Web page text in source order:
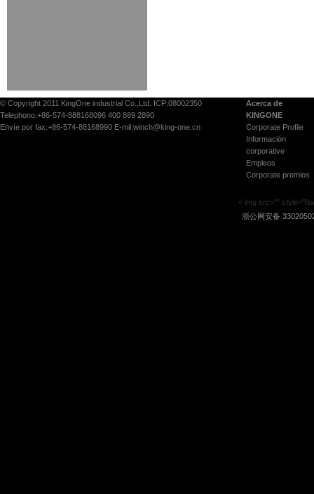
© Copyright 2011 KingOne industrial Co.,Ltd. ICP:08002350
Telephono:+86-574-888168096 400 889 2890
Envíe por fax:+86-574-88168990 E-mil:winch@king-one.cn
Acerca de
KINGONE
Corporate Profile
Información
corporative
Empleos
Corporate premios
< img src=""
浙公网安备